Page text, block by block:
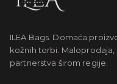
ILEA Bags. Domaća
kožnih torbi.
partnerstva širom regije.